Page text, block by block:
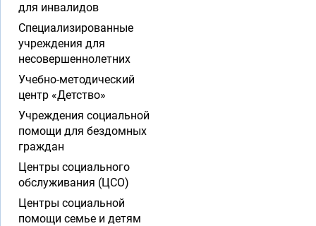
для инвалидов
Специализированные
учреждения для
несовершеннолетних
Учебно-методический
центр «Детство»
Учреждения социальной
помощи для бездомных
граждан
Центры социального
обслуживания (ЦСО)
Центры социальной
помощи семье и детям